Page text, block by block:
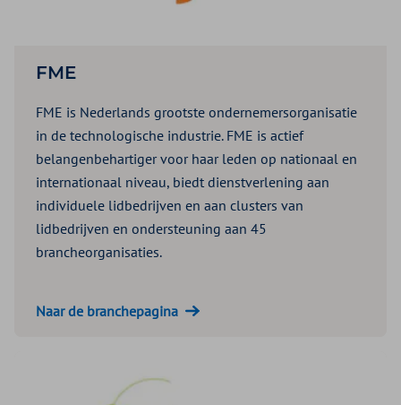
FME
FME is Nederlands grootste ondernemersorganisatie
in de technologische industrie. FME is actief
belangenbehartiger voor haar leden op nationaal en
internationaal niveau, biedt dienstverlening aan
individuele lidbedrijven en aan clusters van
lidbedrijven en ondersteuning aan 45
brancheorganisaties.
Naar de branchepagina